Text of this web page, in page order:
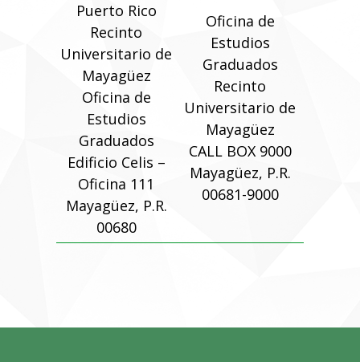
Puerto Rico
Recinto
Universitario de
Mayagüez
Oficina de
Estudios
Graduados
Edificio Celis –
Oficina 111
Mayagüez, P.R.
00680
Oficina de
Estudios
Graduados
Recinto
Universitario de
Mayagüez
CALL BOX 9000
Mayagüez, P.R.
00681-9000